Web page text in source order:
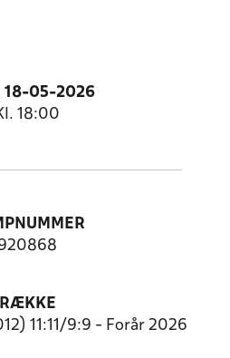
18-05-2026
18:00
RÆKKE
11:11/9:9 - Forår 2026